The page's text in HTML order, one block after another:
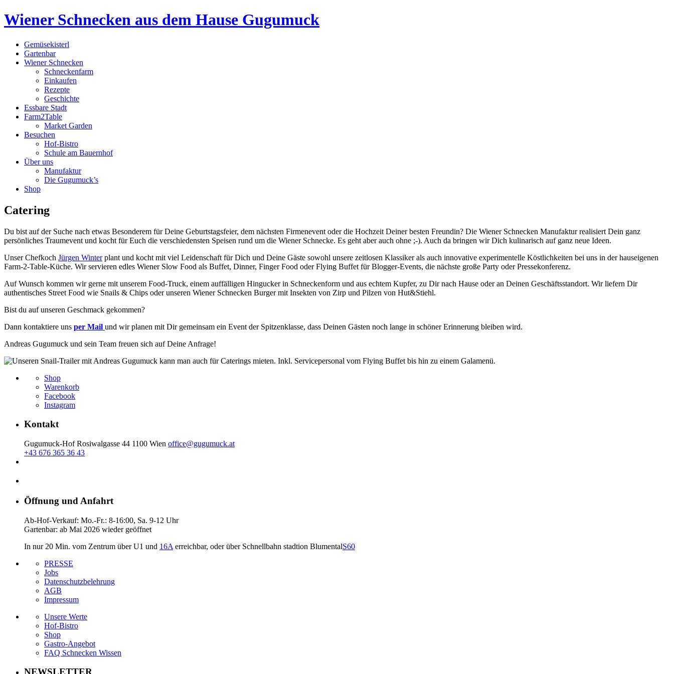
Wiener Schnecken aus dem Hause Gugumuck
Gemüsekisterl
Gartenbar
Wiener Schnecken
Schneckenfarm
Einkaufen
Rezepte
Geschichte
Essbare Stadt
Farm2Table
Market Garden
Besuchen
Hof-Bistro
Schule am Bauernhof
Über uns
Manufaktur
Die Gugumuck’s
Shop
Catering
Du bist auf der Suche nach etwas Besonderem für Deine Geburtstagsfeier, dem nächsten Firmenevent oder die Hochzeit Deiner besten Freundin? Die Wiener Schnecken Manufaktur realisiert Dein ganz
persönliches Traumevent und kocht für Euch die verschiedensten Speisen rund um die Wiener Schnecke. Es geht aber auch ohne ;-). Auch da bringen wir Dich kulinarisch auf ganz neue Ideen.
Unser Chefkoch Jürgen Winterplant und kocht mit viel Leidenschaft für Dich und Deine Gäste sowohl unsere zeitlosen Klassiker als auch innovative experimentelle Köstlichkeiten bei uns in der hauseigenen
Farm-2-Table-Küche. Wir servieren edles Wiener Slow Food als Buffet, Dinner, Finger Food oder Flying Buffet für Blogger-Events, die nächste große Party oder Pressekonferenz.
Auf Wunsch kommen wir gerne mit unserem Food-Truck, einem auffälligen Hingucker in Schneckenform und aus echtem Kupfer, zu Dir nach Hause oder an Deinen Geschäftsstandort. Wir liefern Dir
authentisches Street Food wie Snails & Chips oder unseren Wiener Schnecken Burger mit Insekten von Zirp und Pilzen von Hut&Stiehl.
Bist du auf unseren Geschmack gekommen?
Dann kontaktiere uns per Mail und wir planen mit Dir gemeinsam ein Event der Spitzenklasse, dass Deinen Gästen noch lange in schöner Erinnerung bleiben wird.
Andreas Gugumuck und sein Team freuen sich auf Deine Anfrage!
Shop
Warenkorb
Facebook
Instagram
Kontakt
Gugumuck-Hof Rosiwalgasse 44 1100 Wien office@gugumuck.at
+43 676 365 36 43
Öffnung und Anfahrt
Ab-Hof-Verkauf: Mo.-Fr.: 8-16:00, Sa. 9-12 Uhr
Gartenbar: ab Mai 2026 wieder geöffnet
In nur 20 Min. vom Zentrum über U1 und 16A erreichbar, oder über Schnellbahn stadtion BlumentalS60
PRESSE
Jobs
Datenschutzbelehrung
AGB
Impressum
Unsere Werte
Hof-Bistro
Shop
Gastro-Angebot
FAQ Schnecken Wissen